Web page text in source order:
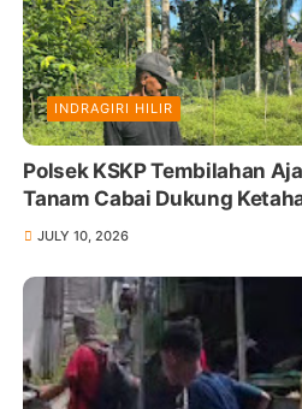
INDRAGIRI HILIR
Polsek KSKP Tembilahan
Tanam Cabai Dukung
JULY 10, 2026